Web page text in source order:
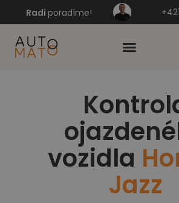
Radi poradíme!
vozidla
Jazz